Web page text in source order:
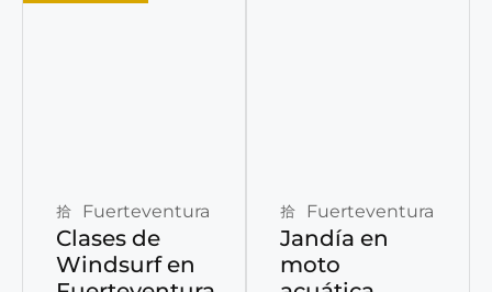
Fuerteventura
Clases de
Windsurf en
Fuerteventura
Jandía en
moto